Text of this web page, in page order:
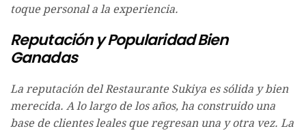
toque personal a la experiencia.
Reputación y Popularidad Bien
Ganadas
La reputación del Restaurante Sukiya es sólida y bien
merecida. A lo largo de los años, ha construido una
base de clientes leales que regresan una y otra vez. La